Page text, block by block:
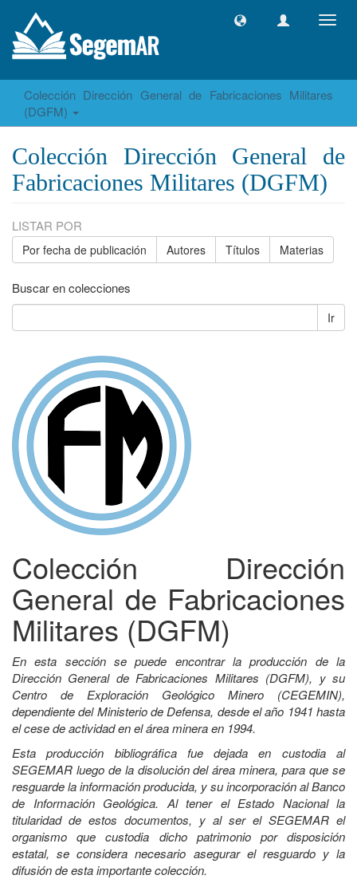
Colección Dirección General de Fabricaciones Militares
(DGFM)
Colección Dirección General de
Fabricaciones Militares (DGFM)
LISTAR POR
Por fecha de publicación Autores Títulos Materias
Buscar en colecciones
Ir
Colección Dirección
General de Fabricaciones
Militares (DGFM)
En esta sección se puede encontrar la producción de la
Dirección General de Fabricaciones Militares (DGFM), y su
Centro de Exploración Geológico Minero (CEGEMIN),
dependiente del Ministerio de Defensa, desde el año 1941 hasta
el cese de actividad en el área minera en 1994.
Esta producción bibliográfica fue dejada en custodia al
SEGEMAR luego de la disolución del área minera, para que se
resguarde la información producida, y su incorporación al Banco
de Información Geológica. Al tener el Estado Nacional la
titularidad de estos documentos, y al ser el SEGEMAR el
organismo que custodia dicho patrimonio por disposición
estatal, se considera necesario asegurar el resguardo y la
difusión de esta importante colección.